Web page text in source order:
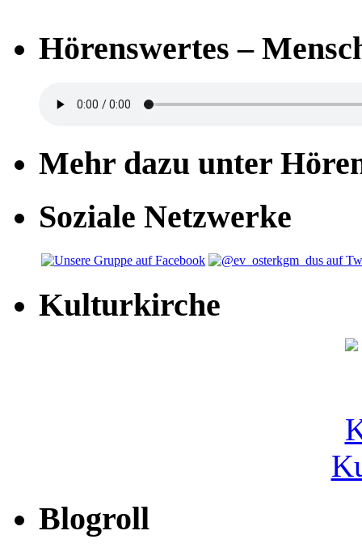
Hörenswertes –
Mehr dazu unter
Soziale Netzwerke
Kulturkirche
Blogroll